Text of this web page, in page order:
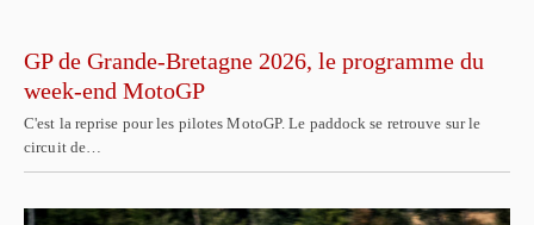
GP de Grande-Bretagne 2026, le programme du
week-end MotoGP
C'est la reprise pour les pilotes MotoGP. Le paddock se retrouve sur le
circuit de…